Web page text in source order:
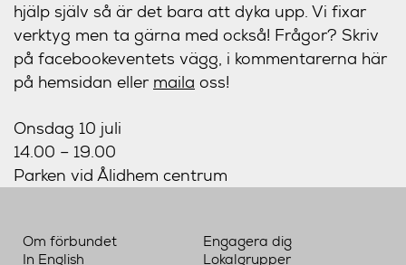
hjälp själv så är det bara att dyka upp. Vi fixar
verktyg men ta gärna med också! Frågor? Skriv
på facebookeventets vägg, i kommentarerna här
på hemsidan eller maila oss!
Onsdag 10 juli
14.00 – 19.00
Parken vid Ålidhem centrum
Om förbundet
In English
Engagera dig
Lokalgrupper